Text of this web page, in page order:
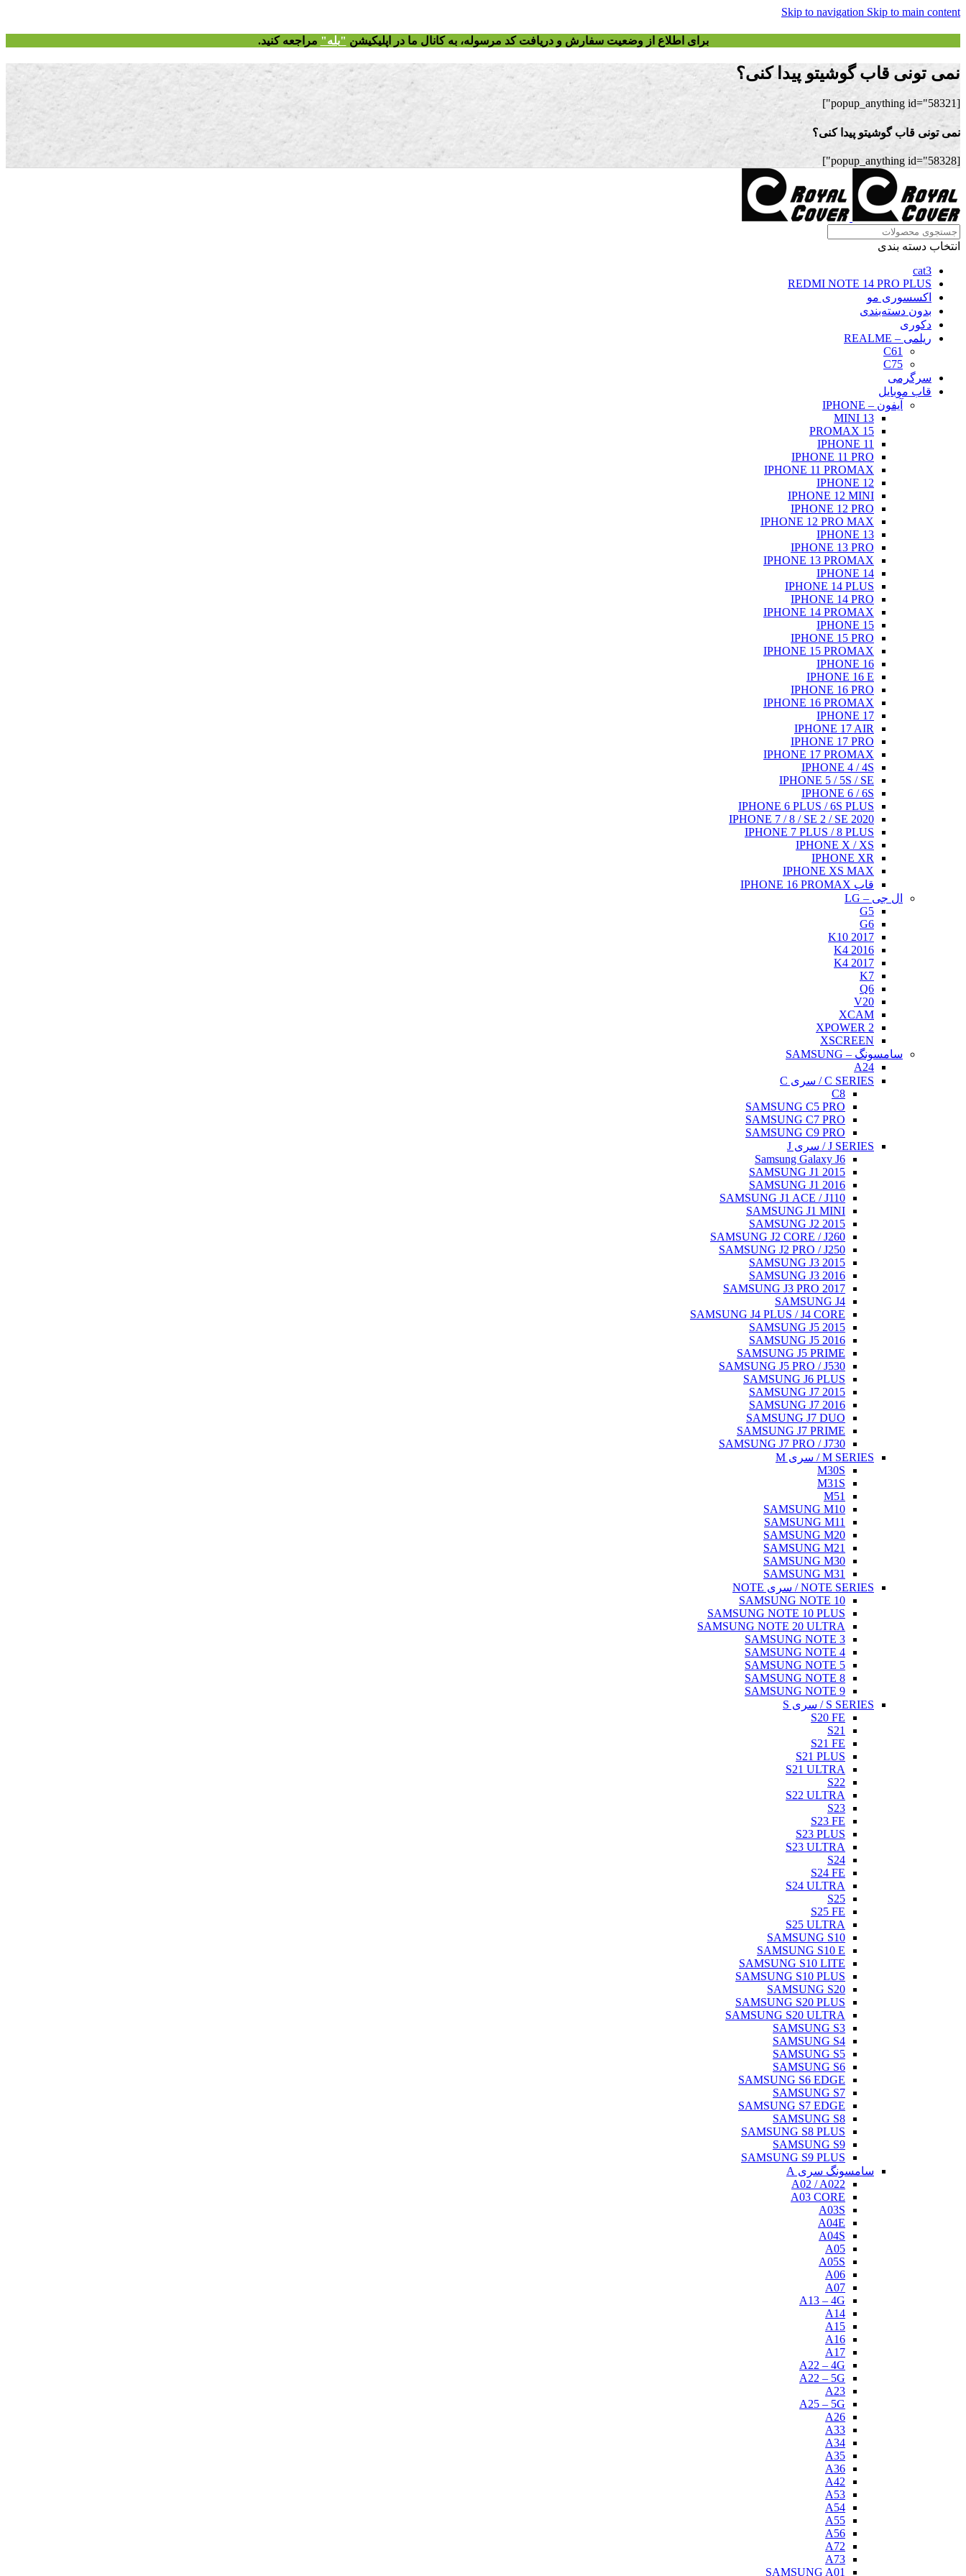
Skip to navigation Skip to main content
برای اطلاع از وضعیت سفارش و دریافتکد مرسوله، به کانال ما در اپلیکیشن "بله" مراجعه کنید.
نمی تونی قاب گوشیتو پیدا کنی؟
[popup_anything id="58321"]
نمی تونی قاب گوشیتو پیدا کنی؟
[popup_anything id="58328"]
انتخاب دسته بندی
cat3
REDMI NOTE 14 PRO PLUS
اکسسوری مو
بدون دسته‌بندی
دکوری
ریلمی – REALME
C61
C75
سرگرمی
قاب موبایل
آیفون – IPHONE
13 MINI
15 PROMAX
IPHONE 11
IPHONE 11 PRO
IPHONE 11 PROMAX
IPHONE 12
IPHONE 12 MINI
IPHONE 12 PRO
IPHONE 12 PRO MAX
IPHONE 13
IPHONE 13 PRO
IPHONE 13 PROMAX
IPHONE 14
IPHONE 14 PLUS
IPHONE 14 PRO
IPHONE 14 PROMAX
IPHONE 15
IPHONE 15 PRO
IPHONE 15 PROMAX
IPHONE 16
IPHONE 16 E
IPHONE 16 PRO
IPHONE 16 PROMAX
IPHONE 17
IPHONE 17 AIR
IPHONE 17 PRO
IPHONE 17 PROMAX
IPHONE 4 / 4S
IPHONE 5 / 5S / SE
IPHONE 6 / 6S
IPHONE 6 PLUS / 6S PLUS
IPHONE 7 / 8 / SE 2 / SE 2020
IPHONE 7 PLUS / 8 PLUS
IPHONE X / XS
IPHONE XR
IPHONE XS MAX
قاب IPHONE 16 PROMAX
ال جی – LG
G5
G6
K10 2017
K4 2016
K4 2017
K7
Q6
V20
XCAM
XPOWER 2
XSCREEN
سامسونگ – SAMSUNG
A24
C SERIES / سری C
C8
SAMSUNG C5 PRO
SAMSUNG C7 PRO
SAMSUNG C9 PRO
J SERIES / سری J
Samsung Galaxy J6
SAMSUNG J1 2015
SAMSUNG J1 2016
SAMSUNG J1 ACE / J110
SAMSUNG J1 MINI
SAMSUNG J2 2015
SAMSUNG J2 CORE / J260
SAMSUNG J2 PRO / J250
SAMSUNG J3 2015
SAMSUNG J3 2016
SAMSUNG J3 PRO 2017
SAMSUNG J4
SAMSUNG J4 PLUS / J4 CORE
SAMSUNG J5 2015
SAMSUNG J5 2016
SAMSUNG J5 PRIME
SAMSUNG J5 PRO / J530
SAMSUNG J6 PLUS
SAMSUNG J7 2015
SAMSUNG J7 2016
SAMSUNG J7 DUO
SAMSUNG J7 PRIME
SAMSUNG J7 PRO / J730
M SERIES / سری M
M30S
M31S
M51
SAMSUNG M10
SAMSUNG M11
SAMSUNG M20
SAMSUNG M21
SAMSUNG M30
SAMSUNG M31
NOTE SERIES / سری NOTE
SAMSUNG NOTE 10
SAMSUNG NOTE 10 PLUS
SAMSUNG NOTE 20 ULTRA
SAMSUNG NOTE 3
SAMSUNG NOTE 4
SAMSUNG NOTE 5
SAMSUNG NOTE 8
SAMSUNG NOTE 9
S SERIES / سری S
S20 FE
S21
S21 FE
S21 PLUS
S21 ULTRA
S22
S22 ULTRA
S23
S23 FE
S23 PLUS
S23 ULTRA
S24
S24 FE
S24 ULTRA
S25
S25 FE
S25 ULTRA
SAMSUNG S10
SAMSUNG S10 E
SAMSUNG S10 LITE
SAMSUNG S10 PLUS
SAMSUNG S20
SAMSUNG S20 PLUS
SAMSUNG S20 ULTRA
SAMSUNG S3
SAMSUNG S4
SAMSUNG S5
SAMSUNG S6
SAMSUNG S6 EDGE
SAMSUNG S7
SAMSUNG S7 EDGE
SAMSUNG S8
SAMSUNG S8 PLUS
SAMSUNG S9
SAMSUNG S9 PLUS
سامسونگ سری A
A02 / A022
A03 CORE
A03S
A04E
A04S
A05
A05S
A06
A07
A13 – 4G
A14
A15
A16
A17
A22 – 4G
A22 – 5G
A23
A25 – 5G
A26
A33
A34
A35
A36
A42
A53
A54
A55
A56
A72
A73
SAMSUNG A01